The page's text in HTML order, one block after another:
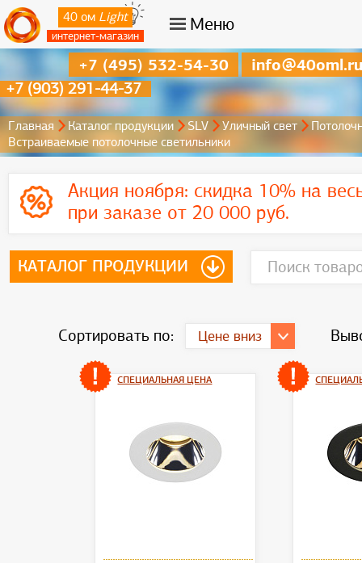
40 ом Light
интернет-магазин
Меню
+7 (903) 291-44-37
+7 (495) 532-54-30 info@40oml.ru
Главная Каталог продукции SLV Уличный свет
Встраиваемые потолочные светильники
Акция ноября: скидка 10% на
при заказе от 20 000 руб.
КАТАЛОГ ПРОДУКЦИИ
Сортировать по: Цене вниз
СПЕЦИАЛЬНАЯ ЦЕНА